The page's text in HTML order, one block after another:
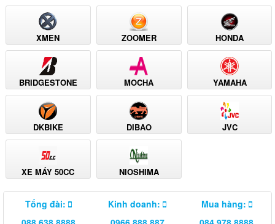
XMEN ZOOMER HONDA
BRIDGESTONE MOCHA YAMAHA
DKBIKE DIBAO JVC
XE MÁY 50CC NIOSHIMA
Tổng đài:
Kinh doanh:
Mua hàng: